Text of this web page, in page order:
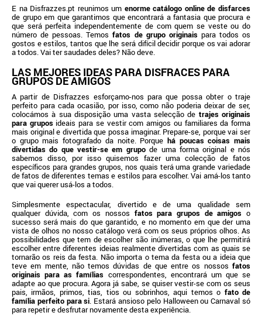
E na Disfrazzes.pt reunimos um enorme catálogo online de disfarces
de grupo em que garantimos que encontrará a fantasia que procura e
que será perfeita independentemente de com quem se veste ou do
número de pessoas. Temosfatos de grupo originaispara todos os
gostos e estilos, tantos que lhe será difícil decidir porque os vai adorar
a todos. Vai ter saudades deles? Não deve.
LAS MEJORES IDEAS PARA DISFRACES PARA
GRUPOS DE AMIGOS
A partir de Disfrazzes esforçamo-nos para que possa obter o traje
perfeito para cada ocasião, por isso, como não poderia deixar de ser,
colocámos à sua disposição uma vasta selecção de trajes originais
para gruposideais para se vestir com amigos ou familiares da forma
mais original e divertida que possa imaginar. Prepare-se, porque vai ser
o grupo mais fotografado da noite. Porque há poucas coisas mais
divertidas do que vestir-se em grupode uma forma original e nós
sabemos disso, por isso quisemos fazer uma colecção de fatos
específicos para grandes grupos, nos quais terá uma grande variedade
de fatos de diferentes temas e estilos para escolher. Vai amá-los tanto
que vai querer usá-los a todos.
Simplesmente espectacular, divertido e de uma qualidade sem
qualquer dúvida, com os nossos fatos para grupos de amigos o
sucesso será mais do que garantido, e no momento em que der uma
vista de olhos no nosso catálogo verá com os seus próprios olhos. As
possibilidades que tem de escolher são inúmeras, o que lhe permitirá
escolher entre diferentes ideias realmente divertidas com as quais se
tornarão os reis da festa. Não importa o tema da festa ou a ideia que
teve em mente, não temos dúvidas de que entre os nossos fatos
originais para as famílias correspondentes, encontrará um que se
adapte ao que procura. Agora já sabe, se quiser vestir-se com os seus
pais, irmãos, primos, tias, tios ou sobrinhos, aqui temos o fato de
família perfeito para si. Estará ansioso pelo Halloween ou Carnaval só
para repetir e desfrutar novamente desta experiência.